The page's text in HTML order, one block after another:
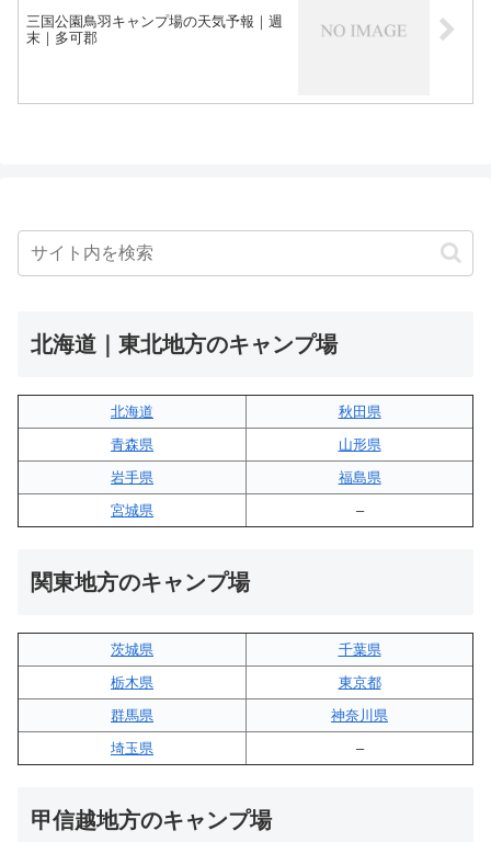
三国公園鳥羽キャンプ場の天気予報｜週
末｜多可郡
北海道｜東北地方のキャンプ場
北海道
秋田県
青森県
山形県
岩手県
福島県
宮城県
–
関東地方のキャンプ場
茨城県
千葉県
栃木県
東京都
群馬県
神奈川県
埼玉県
–
甲信越地方のキャンプ場